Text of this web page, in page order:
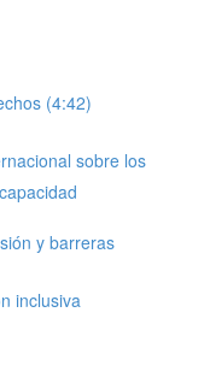
(4:42)
sobre los
y barreras
inclusiva